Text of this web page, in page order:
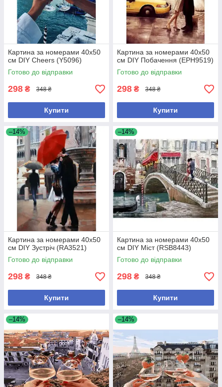
Картина за номерами 40х50
см DIY Cheers (Y5096)
Готово до відправки
298 ₴ 348 ₴
Купити
Картина за номерами 40х50
см DIY Побачення (EPH9519)
Готово до відправки
298 ₴ 348 ₴
Купити
–14%
Картина за номерами 40х50
см DIY Зустріч (RA3521)
Готово до відправки
298 ₴ 348 ₴
Купити
–14%
Картина за номерами 40х50
см DIY Міст (RSB8443)
Готово до відправки
298 ₴ 348 ₴
Купити
–14% –14%